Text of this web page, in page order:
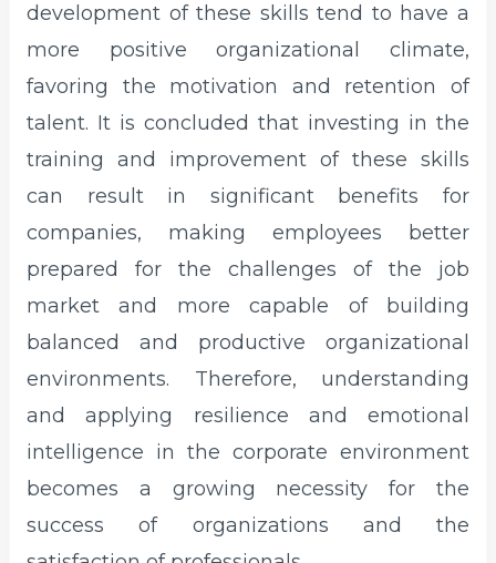
development of these skills tend to have a
more positive organizational climate,
favoring the motivation and retention of
talent. It is concluded that investing in the
training and improvement of these skills
can result in significant benefits for
companies, making employees better
prepared for the challenges of the job
market and more capable of building
balanced and productive organizational
environments. Therefore, understanding
and applying resilience and emotional
intelligence in the corporate environment
becomes a growing necessity for the
success of organizations and the